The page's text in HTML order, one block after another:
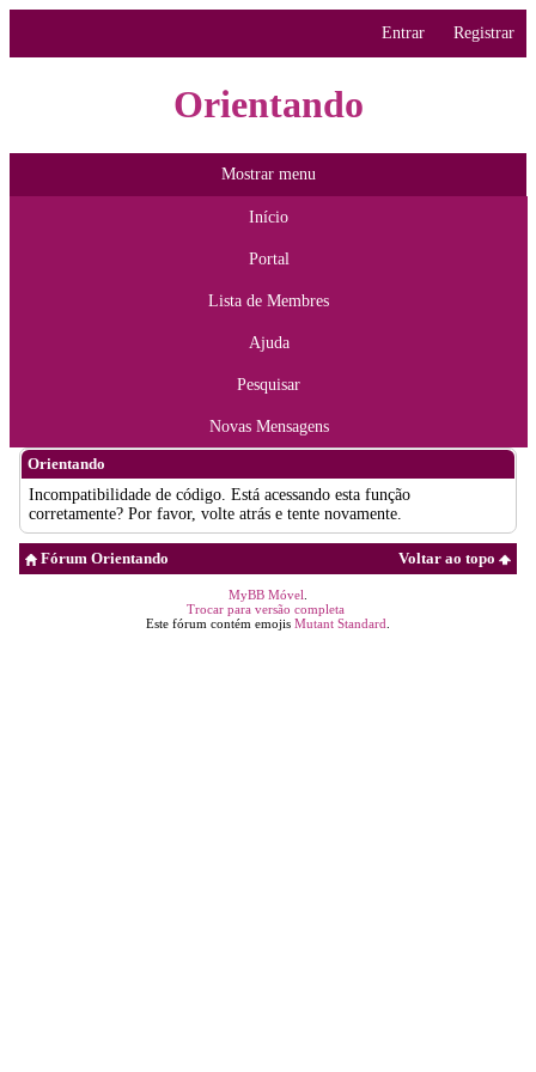
Entrar Registrar
Orientando
Mostrar menu
Início
Portal
Lista de Membres
Ajuda
Pesquisar
Novas Mensagens
Orientando
Incompatibilidade de código. Está acessando esta função
corretamente? Por favor, volte atrás e tente novamente.
Voltar ao topo
Fórum Orientando
MyBB Móvel
Trocar para versão completa
Este fórum contém emojis Mutant Standard